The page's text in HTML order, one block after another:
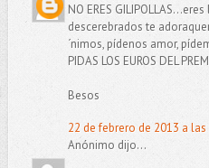
NO ERES
descerebrados te
´nimos, pídenos amor,
PIDAS LOS EUROS DEL
Besos
22 de febrero de 2013 a las
Anónimo dijo...